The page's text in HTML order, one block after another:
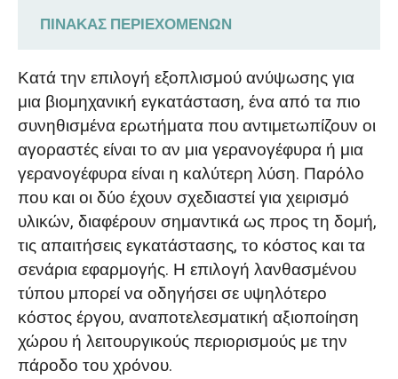
ΠΊΝΑΚΑΣ ΠΕΡΙΕΧΟΜΈΝΩΝ
1. Διαφορές δομικού σχεδιασμού μεταξύ
εναέριων γερανογεφυρών και
γερανογεφυρών
Βασικό Δομικό Πλεονέκτημα Γερανογέφυρας:
Υποστηριζόμενο Κτίριο, Σχεδιασμός με
Αποδοτικότητα Χώρου
Δομικός Περιορισμός
Βασικό Δομικό Πλεονέκτημα Γερανογέφυρας:
Αυτοστηριζόμενη Δομή με Στήριγμα Ποδιών
Δομικός Περιορισμός
Κατά την επιλογή εξοπλισμού ανύψωσης για
μια βιομηχανική εγκατάσταση, ένα από τα πιο
συνηθισμένα ερωτήματα που αντιμετωπίζουν οι
αγοραστές είναι το αν μια γερανογέφυρα ή μια
γερανογέφυρα είναι η καλύτερη λύση. Παρόλο
που και οι δύο έχουν σχεδιαστεί για χειρισμό
υλικών, διαφέρουν σημαντικά ως προς τη δομή,
τις απαιτήσεις εγκατάστασης, το κόστος και τα
σενάρια εφαρμογής. Η επιλογή λανθασμένου
τύπου μπορεί να οδηγήσει σε υψηλότερο
κόστος έργου, αναποτελεσματική αξιοποίηση
χώρου ή λειτουργικούς περιορισμούς με την
πάροδο του χρόνου.